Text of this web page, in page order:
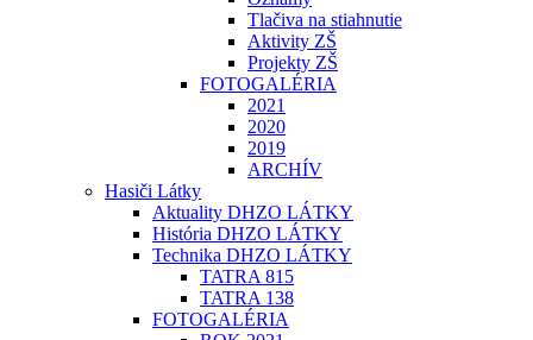
Tlačiva na stiahnutie
Aktivity ZŠ
Projekty ZŠ
FOTOGALÉRIA
2021
2020
2019
ARCHÍV
Hasiči Látky
Aktuality DHZO LÁTKY
História DHZO LÁTKY
Technika DHZO LÁTKY
TATRA 815
TATRA 138
FOTOGALÉRIA